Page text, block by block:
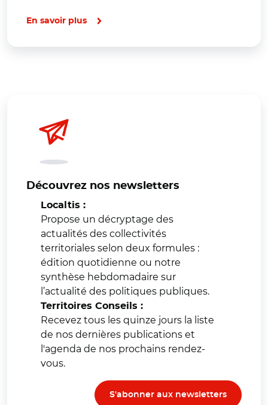
En savoir plus
Découvrez nos newsletters
Localtis :
Propose un décryptage des
actualités des collectivités
territoriales selon deux formules :
édition quotidienne ou notre
synthèse hebdomadaire sur
l’actualité des politiques publiques.
Territoires Conseils :
Recevez tous les quinze jours la liste
de nos dernières publications et
l'agenda de nos prochains rendez-
vous.
S'abonner aux newsletters